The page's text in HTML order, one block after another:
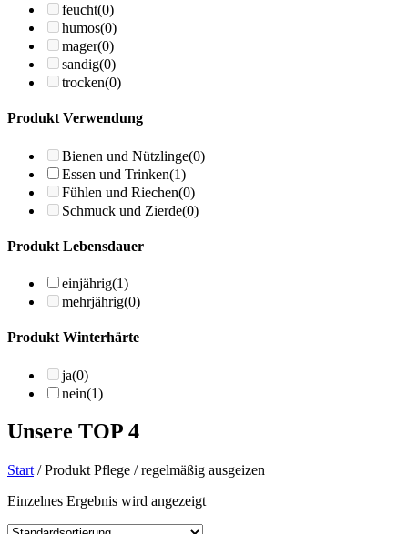
feucht(0)
humos(0)
mager(0)
sandig(0)
trocken(0)
Produkt Verwendung
Bienen und Nützlinge(0)
Essen und Trinken(1)
Fühlen und Riechen(0)
Schmuck und Zierde(0)
Produkt Lebensdauer
einjährig(1)
mehrjährig(0)
Produkt Winterhärte
ja(0)
nein(1)
Unsere TOP 4
Start / Produkt Pflege / regelmäßig ausgeizen
Einzelnes Ergebnis wird angezeigt